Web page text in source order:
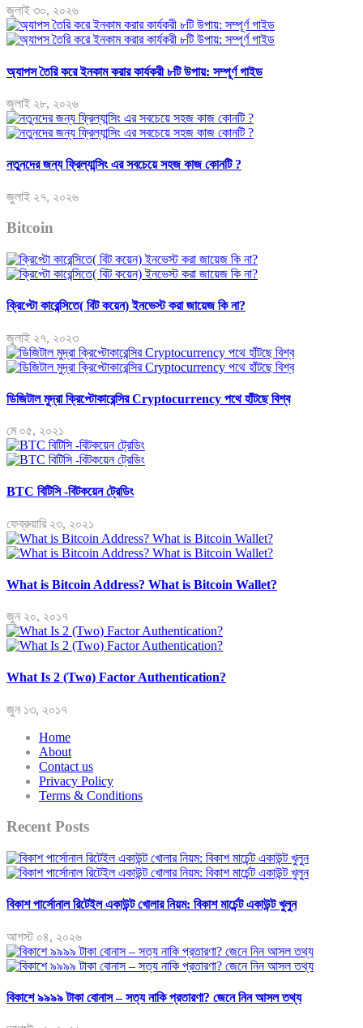
জুলাই ৩০, ২০২৬
অ্যাপস তৈরি করে ইনকাম করার কার্যকরী ৮টি উপায়: সম্পূর্ণ গাইড
জুলাই ২৮, ২০২৬
নতুনদের জন্য ফ্রিল্যান্সিং এর সবচেয়ে সহজ কাজ কোনটি ?
জুলাই ২৭, ২০২৬
Bitcoin
ক্রিপ্টো কারেন্সিতে( বিট কয়েন) ইনভেস্ট করা জায়েজ কি না?
জুলাই ২৭, ২০২৩
ডিজিটাল মুদ্রা ক্রিপ্টোকারেন্সির Cryptocurrency পথে হাঁটছে বিশ্ব
মে ০৫, ২০২১
BTC বিটিসি -বিটকয়েন ট্রেডিং
ফেব্রুয়ারি ২৩, ২০২১
What is Bitcoin Address? What is Bitcoin Wallet?
জুন ২০, ২০১৭
What Is 2 (Two) Factor Authentication?
জুন ১৩, ২০১৭
Home
About
Contact us
Privacy Policy
Terms & Conditions
Recent Posts
বিকাশ পার্সোনাল রিটেইল একাউন্ট খোলার নিয়ম: বিকাশ মার্চেন্ট একাউন্ট খুলুন
আগস্ট ০৪, ২০২৬
বিকাশে ৯৯৯৯ টাকা বোনাস – সত্য নাকি প্রতারণা? জেনে নিন আসল তথ্য